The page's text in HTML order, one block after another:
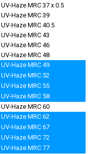
Haze MRC 37 x 0.5
Haze MRC 39
Haze MRC 40.5
Haze MRC 43
Haze MRC 46
Haze MRC 48
Haze MRC 49
Haze MRC 52
Haze MRC 55
Haze MRC 58
Haze MRC 60
Haze MRC 62
Haze MRC 67
Haze MRC 72
Haze MRC 77